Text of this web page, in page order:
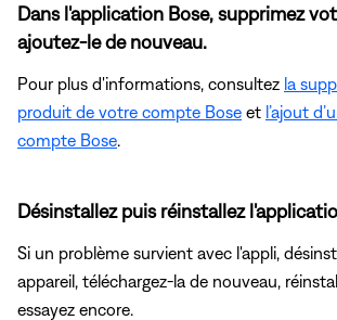
Dans l'application Bose, supprimez
ajoutez-le de nouveau.
Pour plus d'informations, consultez la
produit de votre compte Bose et l’ajout
compte Bose
Désinstallez puis réinstallez
Si un problème survient avec l'appli,
appareil, téléchargez-la de nouveau,
essayez encore.